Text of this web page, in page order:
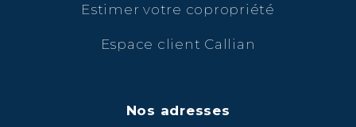
Estimer votre copropriété
Espace client Callian
Nos adresses